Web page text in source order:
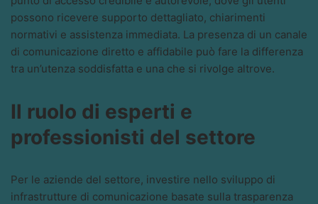
possono ricevere supporto dettagliato, chiarimenti
normativi e assistenza immediata. La presenza di un canale
di comunicazione diretto e affidabile può fare la differenza
tra un’utenza soddisfatta e una che si rivolge altrove.
Il ruolo di esperti e
professionisti del settore
Per le aziende del settore, investire nello sviluppo di
infrastrutture di comunicazione basate sulla trasparenza